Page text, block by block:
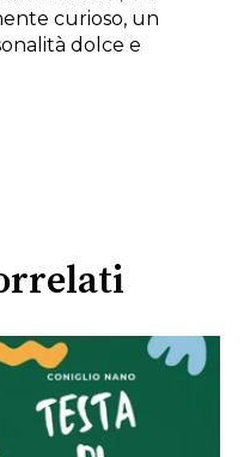
curioso, un
dolce e